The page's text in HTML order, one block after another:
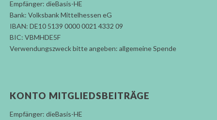
Empfänger: dieBasis-HE
Bank: Volksbank Mittelhessen eG
IBAN: DE10 5139 0000 0021 4332 09
BIC: VBMHDE5F
Verwendungszweck bitte angeben: allgemeine Spende
KONTO MITGLIEDSBEITRÄGE
Empfänger: dieBasis-HE